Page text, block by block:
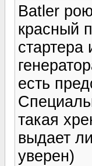
Batler
красный
стартера
есть
такая
выдает
уверен)